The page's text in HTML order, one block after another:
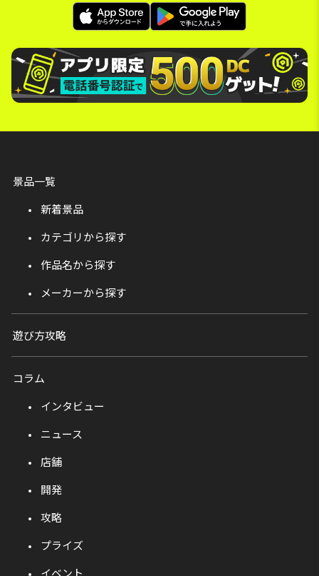
景品一覧
新着景品
カテゴリから探す
作品名から探す
メーカーから探す
遊び方攻略
コラム
インタビュー
ニュース
店舗
開発
攻略
プライズ